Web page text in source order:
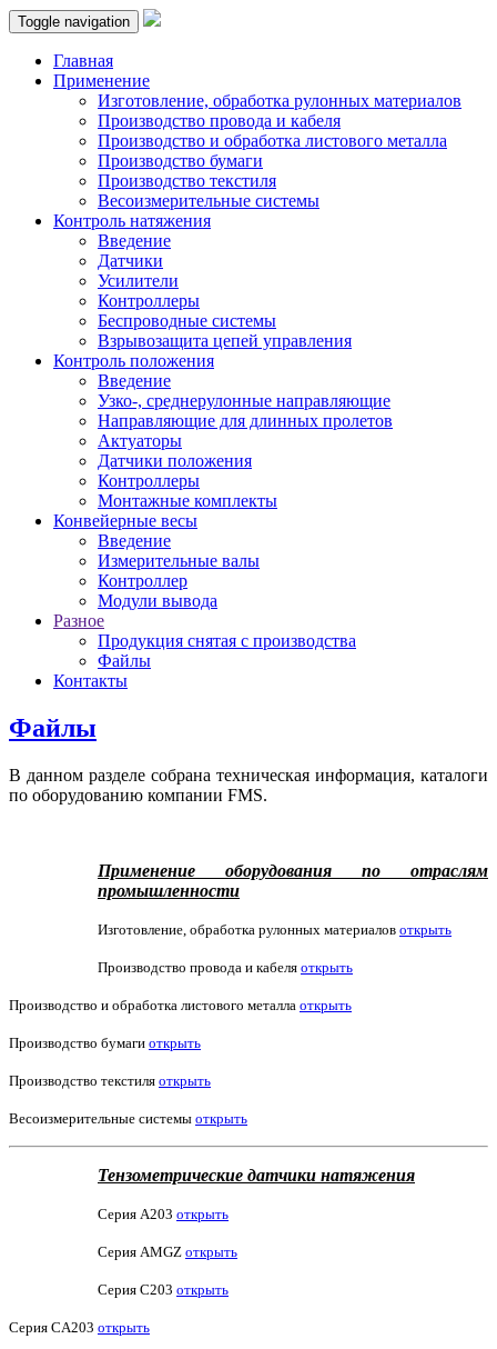
Toggle navigation
Главная
Применение
Изготовление, обработка рулонных материалов
Производство провода и кабеля
Производство и обработка листового металла
Производство бумаги
Производство текстиля
Весоизмерительные системы
Контроль натяжения
Введение
Датчики
Усилители
Контроллеры
Беспроводные системы
Взрывозащита цепей управления
Контроль положения
Введение
Узко-, среднерулонные направляющие
Направляющие для длинных пролетов
Актуаторы
Датчики положения
Контроллеры
Монтажные комплекты
Конвейерные весы
Введение
Измерительные валы
Контроллер
Модули вывода
Разное
Продукция снятая с производства
Файлы
Контакты
Файлы
В данном разделе собрана техническая информация, каталоги
по оборудованию компании FMS.
Применение оборудования по отраслям
промышленности
Изготовление, обработка рулонных материалов открыть
Производство провода и кабеля открыть
Производство и обработка листового металла открыть
Производство бумаги открыть
Производство текстиля открыть
Весоизмерительные системы открыть
Тензометрические датчики натяжения
Серия A203 открыть
Серия AMGZ открыть
Серия C203 открыть
Серия CA203 открыть